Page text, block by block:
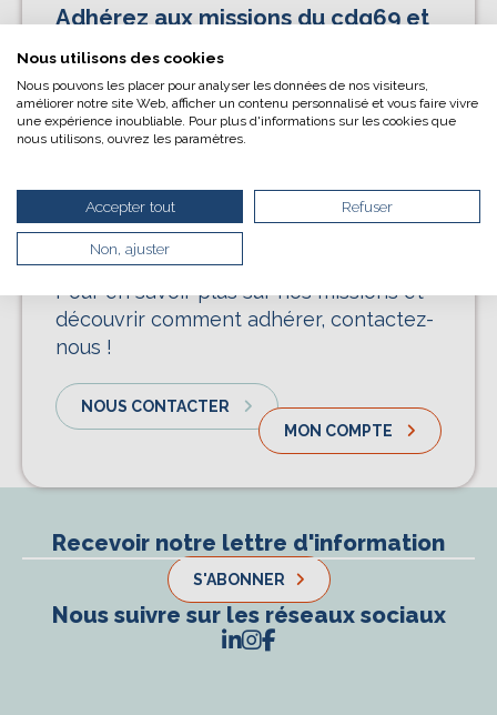
d’une démarche forte d’écoconception.
Si vous aussi vous souhaitez diminuer
drastiquement les besoins énergétiques nécessaires
à votre navigation, vous pouvez
très peu nos serveurs et vous deviendrez ainsi un
acteur majeur de l’écoconception.
Merci pour votre contribution !
ACTIVER LE MODE ÉCO
Adhérez aux missions du cdg69 et
profitez de nombreux avantages :
Des missions sur mesure adaptées aux
besoins des employeurs territoriaux ;
Des webinaires d’information en lien avec
l’actualité de la fonction publique territoriale ;
Pour en savoir plus sur nos missions et
découvrir comment adhérer, contactez-
nous !
NOUS CONTACTER
MON COMPTE
Recevoir notre lettre d'information
S'ABONNER
Nous suivre sur les réseaux sociaux
Nous utilisons des cookies
Nous pouvons les placer pour analyser les données de nos visiteurs,
améliorer notre site Web, afficher un contenu personnalisé et vous faire vivre
une expérience inoubliable. Pour plus d'informations sur les cookies que
nous utilisons, ouvrez les paramètres.
Accepter tout Refuser
Non, ajuster